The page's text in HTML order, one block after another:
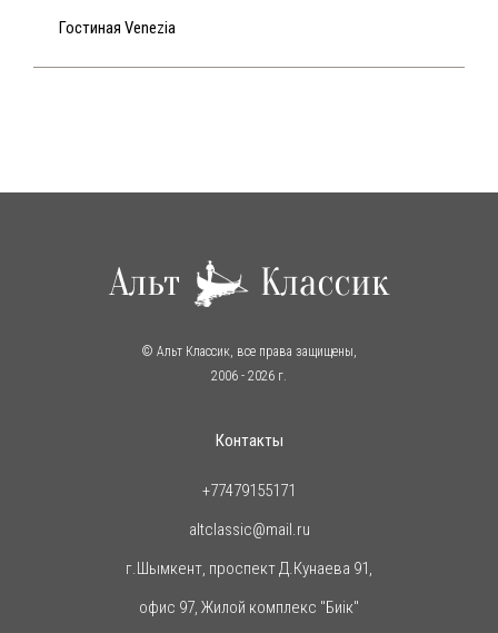
Гостиная Venezia
© Альт Классик, все права защищены,
2006 - 2026 г.
Контакты
+77479155171
altclassic@mail.ru
г.Шымкент, проспект Д.Кунаева 91,
офис 97, Жилой комплекс "Биiк"